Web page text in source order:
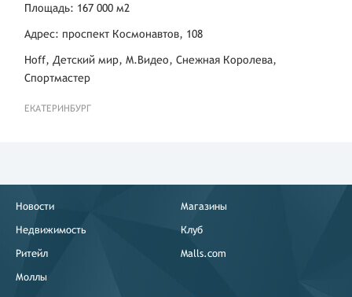
Площадь: 167 000 м2
Адрес: проспект Космонавтов, 108
Hoff, Детский мир, М.Видео, Снежная Королева,
Спортмастер
ЕКАТЕРИНБУРГ
Новости
Недвижимость
Ритейл
Моллы
Магазины
Клуб
Malls.com